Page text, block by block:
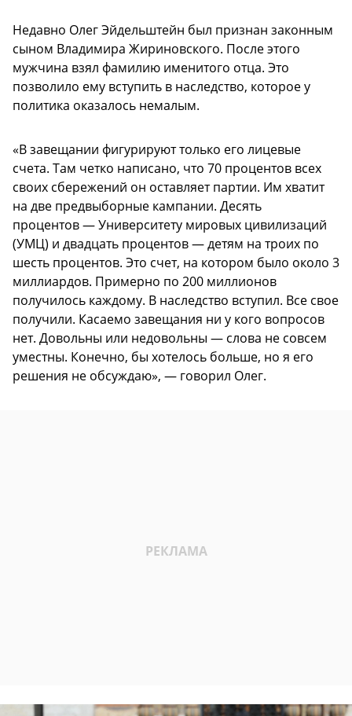
Недавно Олег Эйдельштейн был признан законным
сыном Владимира Жириновского. После этого
мужчина взял фамилию именитого отца. Это
позволило ему вступить в наследство, которое у
политика оказалось немалым.
«В завещании фигурируют только его лицевые
счета. Там четко написано, что 70 процентов всех
своих сбережений он оставляет партии. Им хватит
на две предвыборные кампании. Десять
процентов — Университету мировых цивилизаций
(УМЦ) и двадцать процентов — детям на троих по
шесть процентов. Это счет, на котором было около 3
миллиардов. Примерно по 200 миллионов
получилось каждому. В наследство вступил. Все свое
получили. Касаемо завещания ни у кого вопросов
нет. Довольны или недовольны — слова не совсем
уместны. Конечно, бы хотелось больше, но я его
решения не обсуждаю», — говорил Олег.